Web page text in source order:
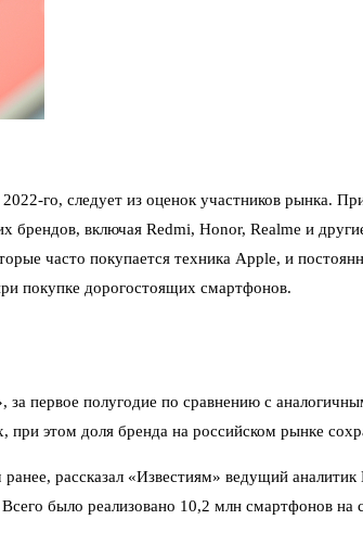
го, следует из оценок участников рынка.
включая Redmi, Honor, Realme и
часто покупается техника Apple, и
покупке дорогостоящих смартфонов.
первое полугодие по сравнению с
этом доля бренда на российском рынке
рассказал «Известиям» ведущий
было реализовано 10,2 млн смартфонов